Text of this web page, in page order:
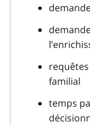
familial
temps